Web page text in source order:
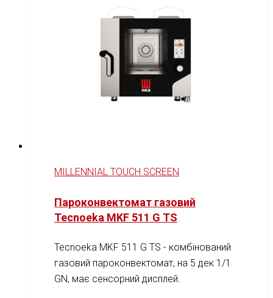
MILLENNIAL TOUCH SCREEN
Пароконвектомат газовий
Tecnoeka MKF 511 G TS
Tecnoeka MKF 511 G TS - комбінований
газовий пароконвектомат, на 5 дек 1/1
GN, має сенсорний дисплей.